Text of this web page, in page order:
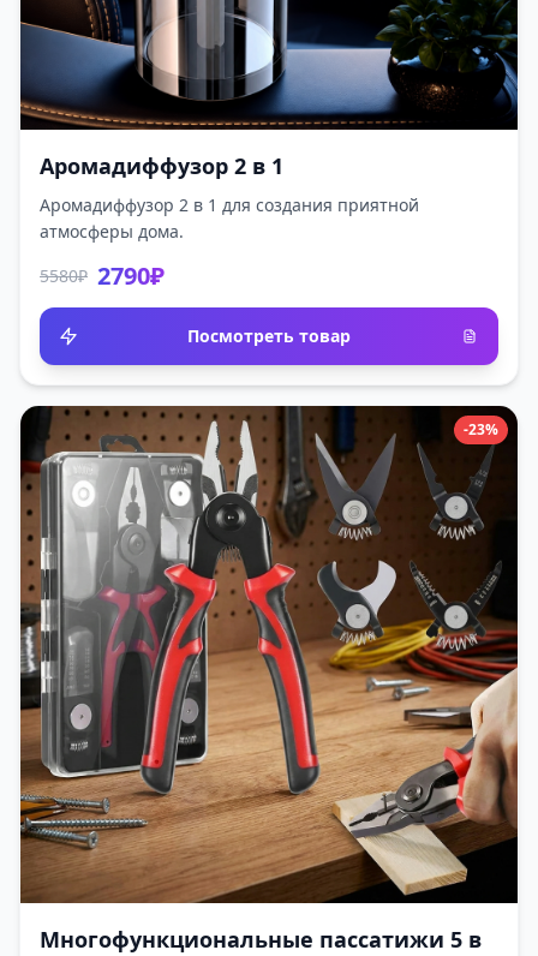
Аромадиффузор 2 в 1
Аромадиффузор 2 в 1 для создания приятной
атмосферы дома.
5580₽ 2790₽
Посмотреть товар
-23%
Многофункциональные пассатижи 5 в